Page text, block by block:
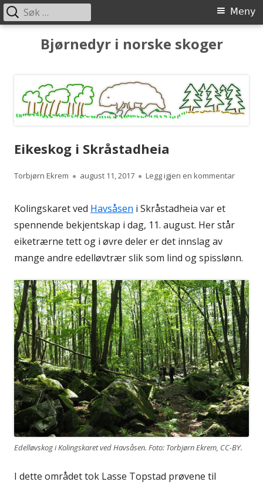
Bjørnedyr i norske skoger
Primærmeny Meny
Søk
etter:
Eikeskog i Skråstadheia
Forfatter
Torbjørn Ekrem Publisert
august 11, 2017 Legg igjen en kommentartil
Kolingskaret ved Havsåsen i Skråstadheia var et
spennende bekjentskap i dag, 11. august. Her står
eiketrærne tett og i øvre deler er det innslag av
mange andre edelløvtrær slik som lind og spisslønn.
Edelløvskog i Kolingskaret ved Havsåsen. Foto: Torbjørn Ekrem, CC-BY.
I dette området tok Lasse Topstad prøvene til